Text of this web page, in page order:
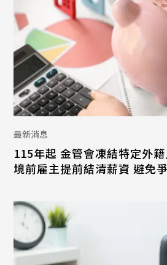
最新消息
115年起 金管會凍結特定外
境前雇主提前結清薪資 避免